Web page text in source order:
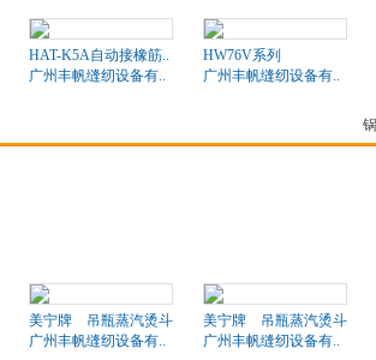
HAT-K5A自动接橡筋..
广州丰帆缝纫设备有..
HW76V系列
广州丰帆缝纫设备有..
美宁牌 吊瓶蒸汽烫斗
广州丰帆缝纫设备有..
美宁牌 吊瓶蒸汽烫斗
广州丰帆缝纫设备有..